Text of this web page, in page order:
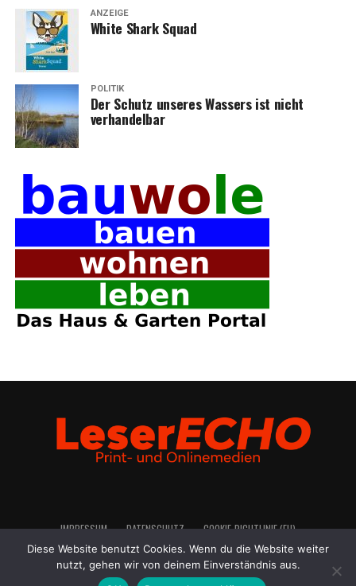
ANZEIGE
White Shark Squad
POLITIK
Der Schutz unse­res Was­sers ist nicht
verhandelbar
IMPRES­SUM DATEN­SCHUTZ COO­KIE-RICH­T­­LI­­NIE (EU)
Diese Website benutzt Cookies. Wenn du die Website weiter
nutzt, gehen wir von deinem Einverständnis aus.